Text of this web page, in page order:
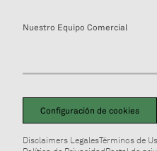
Nuestro Equipo Comercial
Configuración de cookies
Disclaimers LegalesTérminos de